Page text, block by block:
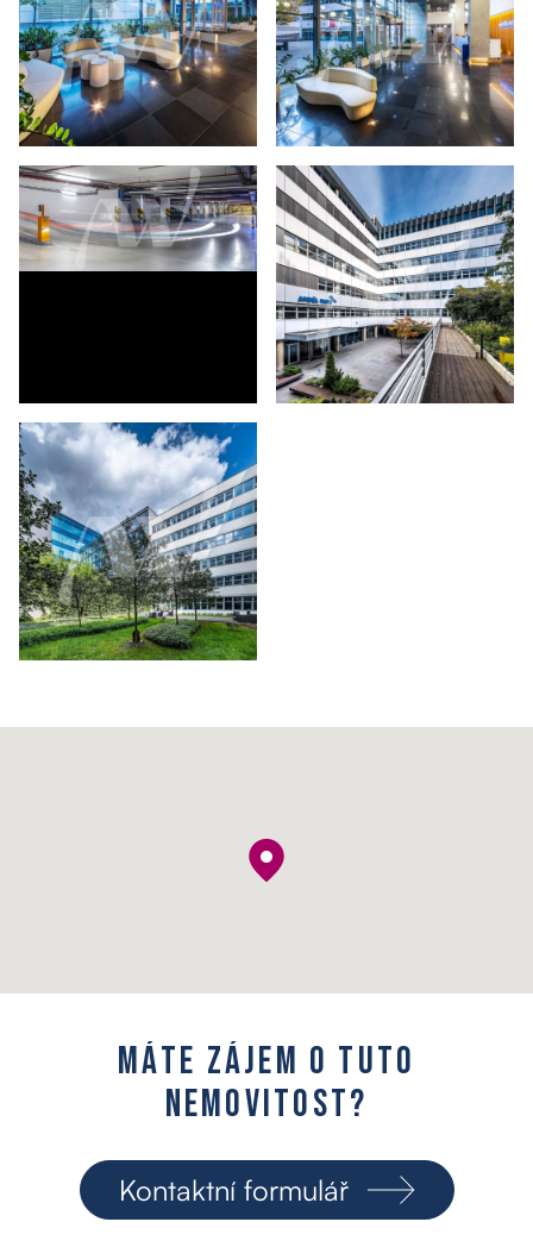
Máte zájem o tuto
nemovitost?
Kontaktní formulář